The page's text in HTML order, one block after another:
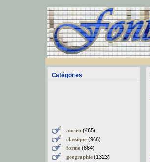
Catégories
ancien(465)
classique(966)
forme(864)
geographie(1323)